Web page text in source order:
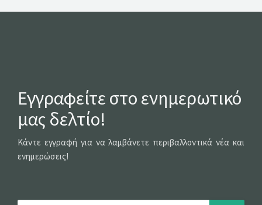
Εγγραφείτε στο ενημερωτικό
μας δελτίο!
Κάντε εγγραφή για να λαμβάνετε περιβαλλοντικά νέα και
ενημερώσεις!